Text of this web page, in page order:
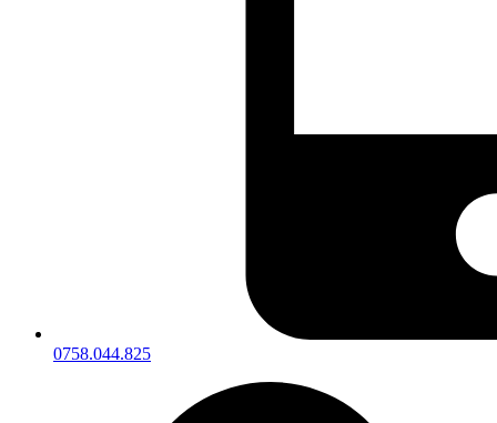
0758.044.825